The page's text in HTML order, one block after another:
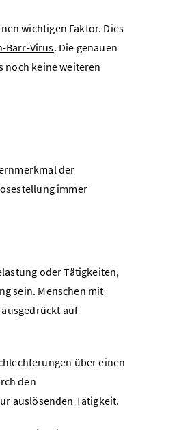
wichtigen Faktor. Dies
Barr-Virus. Die genauen
noch keine weiteren
der
immer
oder Tätigkeiten,
sein. Menschen mit
auf
über einen
den
auslösenden Tätigkeit.